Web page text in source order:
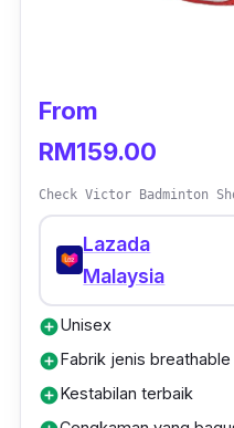
From
RM159.00
Check Victor Badminton
Lazada
Malaysia
add_circleUnisex
add_circleFabrik jenis breathable
add_circleKestabilan terbaik